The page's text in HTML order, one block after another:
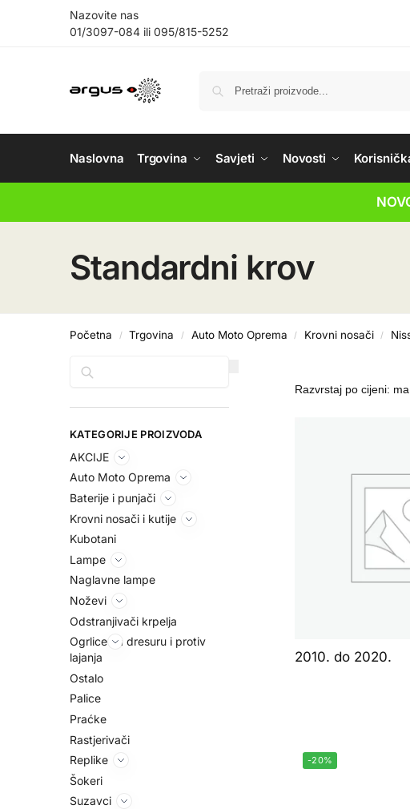
Nazovite nas
01/3097-084 ili 095/815-5252
Naslovna Trgovina Savjeti Novosti
Standardni krov
Početna / Trgovina / Auto Moto Oprema / Krovni nosači /
2010. do 2020.
-20%
KATEGORIJE PROIZVODA
AKCIJE
Auto Moto Oprema
Baterije i punjači
Krovni nosači i kutije
Kubotani
Lampe
Naglavne lampe
Noževi
Odstranjivači krpelja
Ogrlice za dresuru i protiv
lajanja
Ostalo
Palice
Praćke
Rastjerivači
Replike
Šokeri
Suzavci